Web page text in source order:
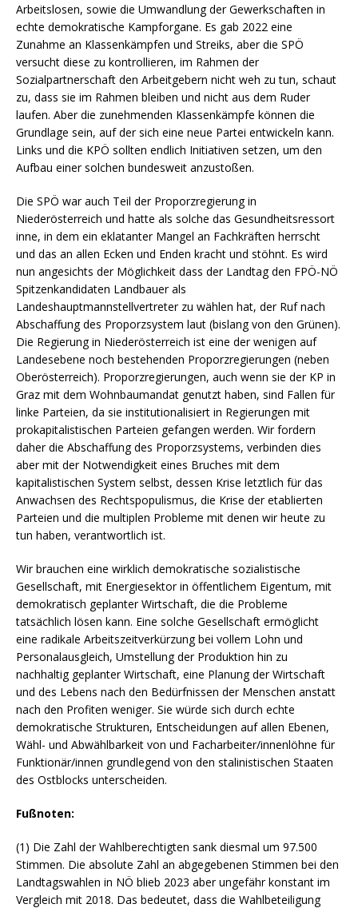
Arbeitslosen, sowie die Umwandlung der Gewerkschaften in
echte demokratische Kampforgane. Es gab 2022 eine
Zunahme an Klassenkämpfen und Streiks, aber die SPÖ
versucht diese zu kontrollieren, im Rahmen der
Sozialpartnerschaft den Arbeitgebern nicht weh zu tun, schaut
zu, dass sie im Rahmen bleiben und nicht aus dem Ruder
laufen. Aber die zunehmenden Klassenkämpfe können die
Grundlage sein, auf der sich eine neue Partei entwickeln kann.
Links und die KPÖ sollten endlich Initiativen setzen, um den
Aufbau einer solchen bundesweit anzustoßen.
Die SPÖ war auch Teil der Proporzregierung in
Niederösterreich und hatte als solche das Gesundheitsressort
inne, in dem ein eklatanter Mangel an Fachkräften herrscht
und das an allen Ecken und Enden kracht und stöhnt. Es wird
nun angesichts der Möglichkeit dass der Landtag den FPÖ-NÖ
Spitzenkandidaten Landbauer als
Landeshauptmannstellvertreter zu wählen hat, der Ruf nach
Abschaffung des Proporzsystem laut (bislang von den Grünen).
Die Regierung in Niederösterreich ist eine der wenigen auf
Landesebene noch bestehenden Proporzregierungen (neben
Oberösterreich). Proporzregierungen, auch wenn sie der KP in
Graz mit dem Wohnbaumandat genutzt haben, sind Fallen für
linke Parteien, da sie institutionalisiert in Regierungen mit
prokapitalistischen Parteien gefangen werden. Wir fordern
daher die Abschaffung des Proporzsystems, verbinden dies
aber mit der Notwendigkeit eines Bruches mit dem
kapitalistischen System selbst, dessen Krise letztlich für das
Anwachsen des Rechtspopulismus, die Krise der etablierten
Parteien und die multiplen Probleme mit denen wir heute zu
tun haben, verantwortlich ist.
Wir brauchen eine wirklich demokratische sozialistische
Gesellschaft, mit Energiesektor in öffentlichem Eigentum, mit
demokratisch geplanter Wirtschaft, die die Probleme
tatsächlich lösen kann. Eine solche Gesellschaft ermöglicht
eine radikale Arbeitszeitverkürzung bei vollem Lohn und
Personalausgleich, Umstellung der Produktion hin zu
nachhaltig geplanter Wirtschaft, eine Planung der Wirtschaft
und des Lebens nach den Bedürfnissen der Menschen anstatt
nach den Profiten weniger. Sie würde sich durch echte
demokratische Strukturen, Entscheidungen auf allen Ebenen,
Wähl- und Abwählbarkeit von und Facharbeiter/innenlöhne für
Funktionär/innen grundlegend von den stalinistischen Staaten
des Ostblocks unterscheiden.
Fußnoten:
(1) Die Zahl der Wahlberechtigten sank diesmal um 97.500
Stimmen. Die absolute Zahl an abgegebenen Stimmen bei den
Landtagswahlen in NÖ blieb 2023 aber ungefähr konstant im
Vergleich mit 2018. Das bedeutet, dass die Wahlbeteiligung